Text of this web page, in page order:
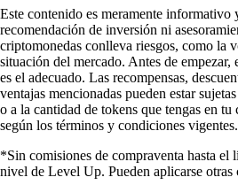
Este contenido es meramente informativo
recomendación de inversión ni
criptomonedas conlleva riesgos, como la
situación del mercado. Antes de
es el adecuado. Las recompensas,
ventajas mencionadas pueden estar
o a la cantidad de tokens que tengas en
según los términos y condiciones vigentes.
*Sin comisiones de compraventa hasta el
nivel de Level Up. Pueden aplicarse otras